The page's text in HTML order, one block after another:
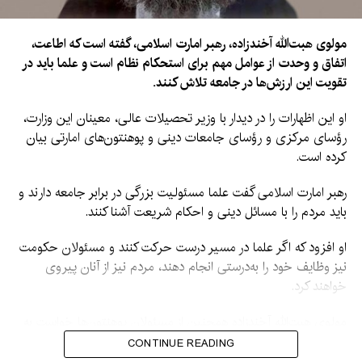
مولوی هبت‌الله آخندزاده، رهبر امارت اسلامی، گفته است که اطاعت،
اتفاق و وحدت از عوامل مهم برای استحکام نظام است و علما باید در
تقویت این ارزش‌ها در جامعه تلاش کنند.
او این اظهارات را در دیدار با وزیر تحصیلات عالی، معینان این وزارت،
رؤسای مرکزی و رؤسای جامعات دینی و پوهنتون‌های امارتی بیان
کرده است.
رهبر امارت اسلامی گفت علما مسئولیت بزرگی در برابر جامعه دارند و
باید مردم را با مسائل دینی و احکام شریعت آشنا کنند.
او افزود که اگر علما در مسیر درست حرکت کنند و مسئولان حکومت
نیز وظایف خود را به‌درستی انجام دهند، مردم نیز از آنان پیروی
خواهند کرد.
آموزش و تربیت محصلان توجه جدی داشته باشند و آنان را در کنار
CONTINUE READING